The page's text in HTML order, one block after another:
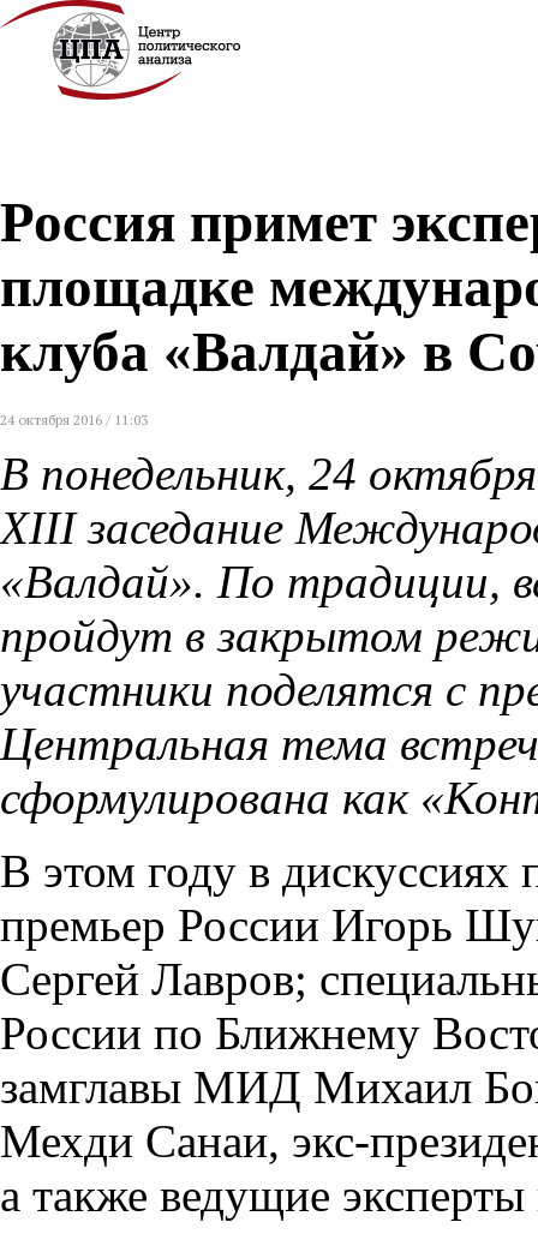
Россия примет
площадке
клуба «Валдай» в
24 октября 2016 / 11:03
В понедельник, 24
XIII заседание
«Валдай». По традиции,
пройдут в закрытом
участники поделятся с
Центральная тема
сформулирована как
В этом году в
премьер России Игорь
Сергей Лавров;
России по Ближнему
замглавы МИД Михаил
Мехди Санаи, экс-
а также ведущие эксперты